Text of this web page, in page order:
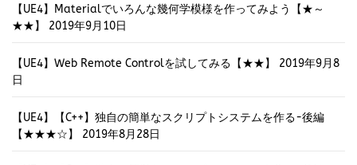
【UE4】Materialでいろんな幾何学模様を作ってみよう【★～
★★】
2019年9月10日
【UE4】Web Remote Controlを試してみる【★★】
2019年9月8
日
【UE4】【C++】独自の簡単なスクリプトシステムを作る-後編
【★★★☆】
2019年8月28日